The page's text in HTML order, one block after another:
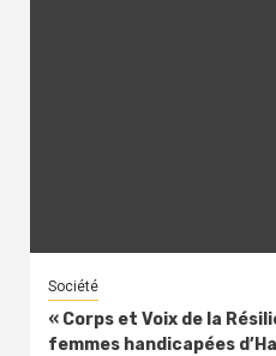
Société
« Corps et Voix de la
femmes handicapées